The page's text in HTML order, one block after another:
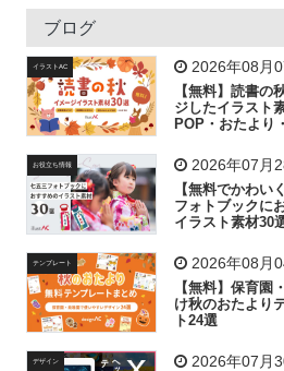
吹き出し
飛行機 グラフ ビル 魚 家族
歩く 工場 会社 太陽 キラキ
子供 作業員 葉 相談 ピク
ブログ
イラストAC 2026年08月
【無料】読書の
ジしたイラスト
POP・おたより
お役立ち情報 2026年07月
【無料でかわい
フォトブックに
イラスト素材30
テンプレート 2026年08月
【無料】保育園
け秋のおたより
ト24選
デザイン 2026年07月